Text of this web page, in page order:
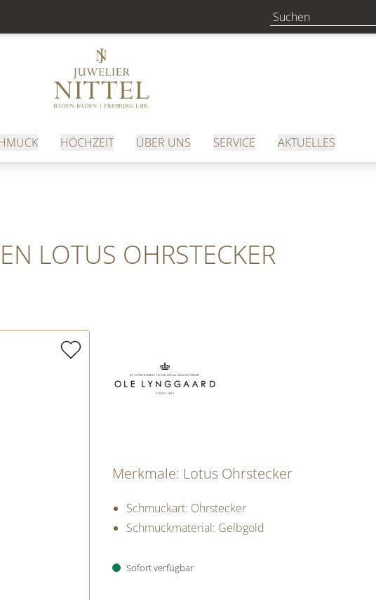
HOCHZEIT ÜBER UNS SERVICE AKTUELLES
LOTUS OHRSTECKER
Merkmale: Lotus Ohrstecker
Schmuckart: Ohrstecker
Schmuckmaterial: Gelbgold
Sofort verfügbar